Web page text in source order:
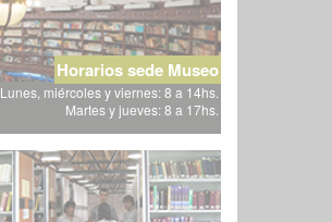
Horarios sede Museo
Lunes, miércoles y viernes: 8 a 14hs.
Martes y jueves: 8 a 17hs.